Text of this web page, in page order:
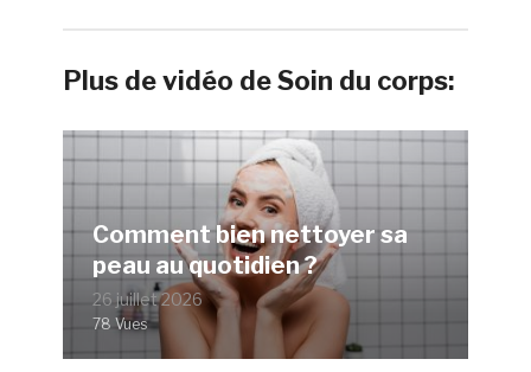
Plus de vidéo de Soin du corps:
Comment bien nettoyer sa
peau au quotidien ?
26 juillet 2026
78 Vues